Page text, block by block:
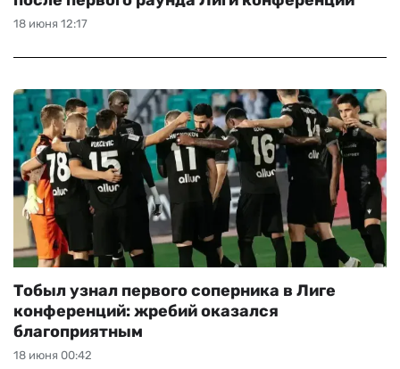
18 июня 12:17
18 июня 00:42
Тобыл узнал первого соперника в Лиге
конференций: жребий оказался
благоприятным